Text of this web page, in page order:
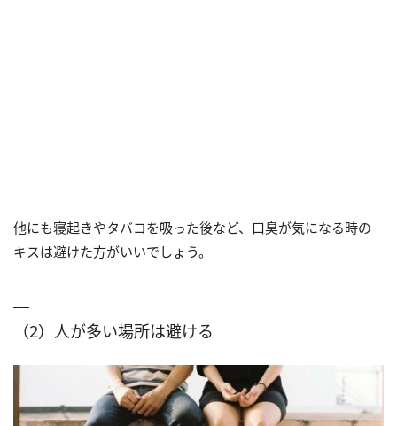
他にも寝起きやタバコを吸った後など、口臭が気になる時の
キスは避けた方がいいでしょう。
（2）人が多い場所は避ける